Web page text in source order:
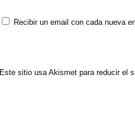
Recibir un email con cada nueva
Este sitio usa Akismet para reducir el